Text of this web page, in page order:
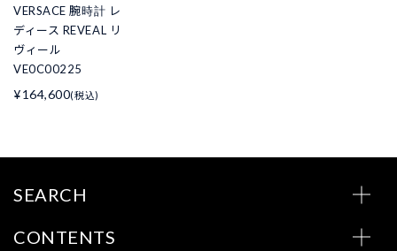
VERSACE 腕時計 レ
ディース REVEAL リ
ヴィール
VE0C00225
¥164,600(税込)
SEARCH
CONTENTS